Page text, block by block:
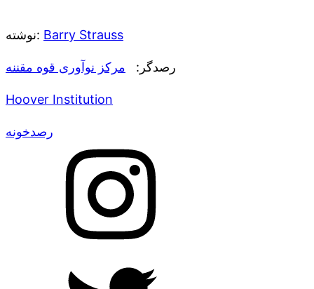
نوشته: Barry Strauss
رصدگر: مرکز نوآوری قوه مقننه
Hoover Institution
رصدخونه